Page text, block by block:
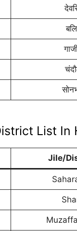
List In
Jile/